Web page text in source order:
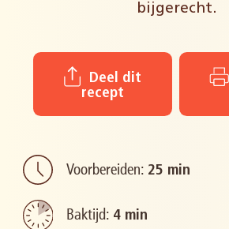
bijgerecht.
recept
Voorbereiden: 25 min
Baktijd: 4 min